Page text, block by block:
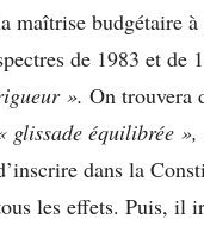
maîtrise budgétaire
de 1983 et de
». On trouvera
glissade équilibrée
dans la
les effets. Puis, il